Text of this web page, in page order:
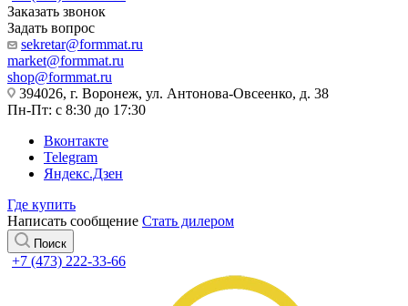
Заказать звонок
Задать вопрос
sekretar@formmat.ru
market@formmat.ru
shop@formmat.ru
394026, г. Воронеж, ул. Антонова-Овсеенко, д. 38
Пн-Пт: с 8:30 до 17:30
Вконтакте
Telegram
Яндекс.Дзен
Где купить
Написать сообщение Стать дилером
Поиск
+7 (473) 222-33-66